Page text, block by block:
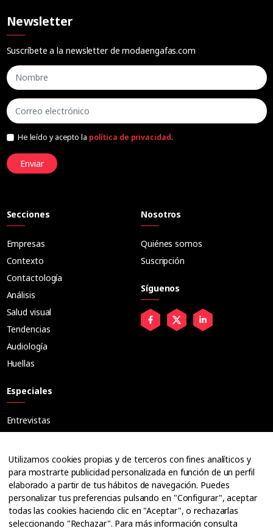
Newsletter
Suscríbete a la newsletter de modaengafas.com
He leído y acepto la política de privacidad.
Enviar
Secciones
Empresas
Contexto
Contactología
Análisis
Salud visual
Tendencias
Audiología
Huellas
Especiales
Entrevistas
Ópticos
Cuadernos
Guías
Dossier
Anuarios
Nosotros
Quiénes somos
Suscripción
Síguenos
Utilizamos cookies propias y de terceros con fines analíticos y
para mostrarte publicidad personalizada en función de un perfil
elaborado a partir de tus hábitos de navegación. Puedes
personalizar tus preferencias pulsando en "Configurar", aceptar
todas las cookies haciendo clic en "Aceptar", o rechazarlas
seleccionando "Rechazar". Para más información consulta